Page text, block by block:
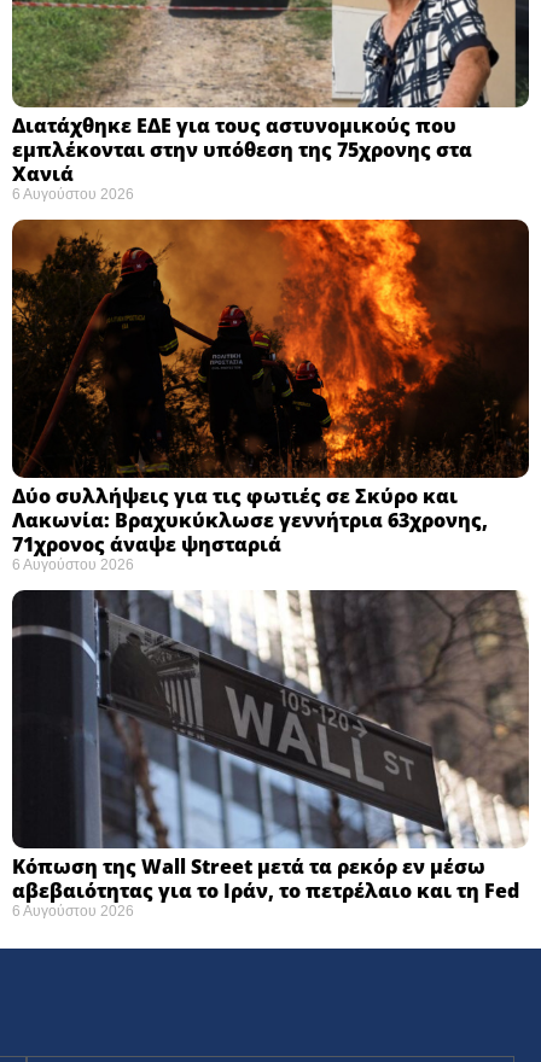
Διατάχθηκε ΕΔΕ για τους αστυνομικούς που
εμπλέκονται στην υπόθεση της 75χρονης στα
Χανιά
6 Αυγούστου 2026
Δύο συλλήψεις για τις φωτιές σε Σκύρο και
Λακωνία: Βραχυκύκλωσε γεννήτρια 63χρονης,
71χρονος άναψε ψησταριά
6 Αυγούστου 2026
Κόπωση της Wall Street μετά τα ρεκόρ εν μέσω
αβεβαιότητας για το Ιράν, το πετρέλαιο και τη Fed
6 Αυγούστου 2026